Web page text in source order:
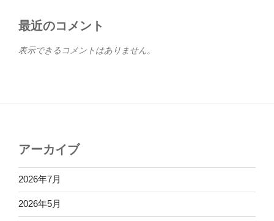
最近のコメント
表示できるコメントはありません。
アーカイブ
2026年7月
2026年5月